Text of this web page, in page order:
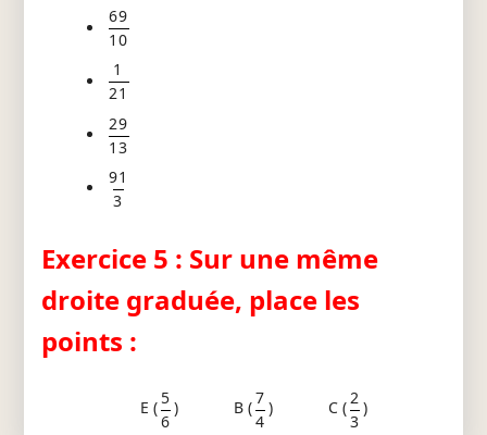
69
10
1
21
29
13
91
3
Exercice 5 : Sur une même
droite graduée, place les
points :
E (
5
6
) B (
7
4
) C (
2
3
)